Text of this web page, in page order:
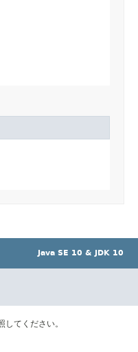
Java SE 10 & JDK 10
してください。